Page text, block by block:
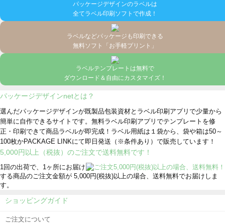
パッケージデザインのラベルは
全てラベル印刷ソフトで作成！
ラベルなどパッケージも印刷できる
無料ソフト「お手軽プリント」
ラベルテンプレートは無料で
ダウンロード＆自由にカスタマイズ！
パッケージデザインnetとは？
選んだパッケージデザインが既製品包装資材とラベル印刷アプリで少量から
簡単に自作できるサイトです。無料ラベル印刷アプリでテンプレートを修
正・印刷できて商品ラベルが即完成！ラベル用紙は１袋から、袋や箱は50～
100枚かPACKAGE LINKにて即日発送 （※条件あり） で販売しています！
5,000円以上（税抜）のご注文で送料無料です！
1回の出荷で、1ヶ所にお届け
する商品のご注文金額が 5,000円(税抜)以上の場合、送料無料でお届けしま
す。
ショッピングガイド
ご注文について